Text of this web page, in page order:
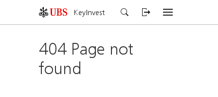
KeyInvest
404 Page not
found